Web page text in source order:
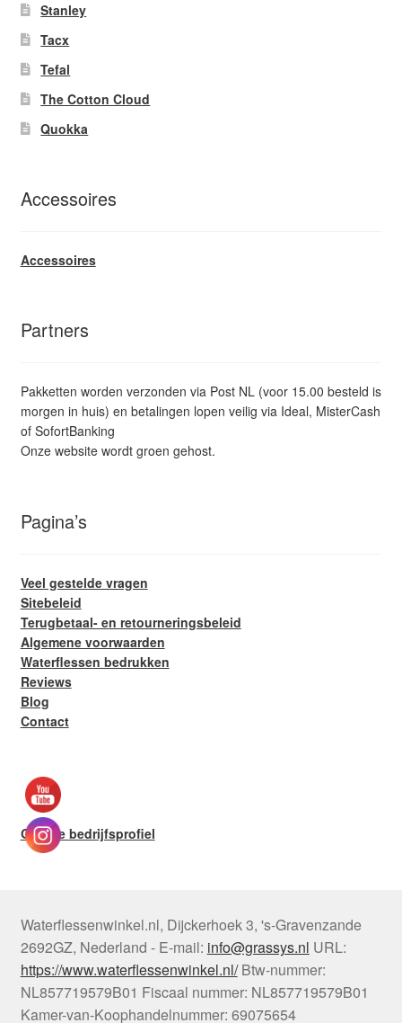
Stanley
Tacx
Tefal
The Cotton Cloud
Quokka
Accessoires
Accessoires
Partners
Pakketten worden verzonden via Post NL (voor 15.00 besteld is
morgen in huis) en betalingen lopen veilig via Ideal, MisterCash
of SofortBanking
Onze website wordt groen gehost.
Pagina’s
Veel gestelde vragen
Sitebeleid
Terugbetaal- en retourneringsbeleid
Algemene voorwaarden
Waterflessen bedrukken
Reviews
Blog
Contact
Google bedrijfsprofiel
Waterflessenwinkel.nl, Dijckerhoek 3, 's-Gravenzande
2692GZ, Nederland - E-mail: info@grassys.nl URL:
https://www.waterflessenwinkel.nl/ Btw-nummer:
NL857719579B01 Fiscaal nummer: NL857719579B01
Kamer-van-Koophandelnummer: 69075654